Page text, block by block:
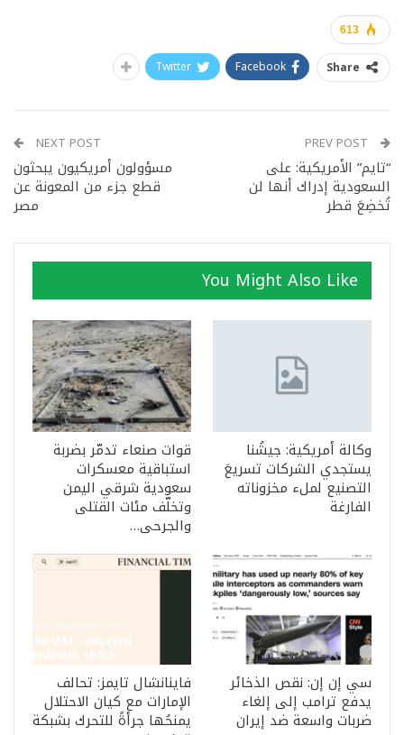
613
Share
Facebook
Twitter
“تايم” الأمريكية: على
السعودية إدراك أنها لن
تُخضِعَ قطر
NEXT POST
مسؤولون أمريكيون يبحثون
قطع جزء من المعونة عن
مصر
You Might Also Like
وكالة أمريكية: جيشُنا
يستجدي الشركات تسريعَ
التصنيع لملء مخزوناته
الفارغة
قوات صنعاء تدمّر بضربة
استباقية معسكرات
سعودية شرقي اليمن
وتخلّف مئات القتلى
والجرحى…
سي إن إن: نقص الذخائر
يدفع ترامب إلى إلغاء
ضربات واسعة ضد إيران
فاينانشال تايمز: تحالف
الإمارات مع كيان الاحتلال
يمنحُها جرأةً للتحرك بشبكة